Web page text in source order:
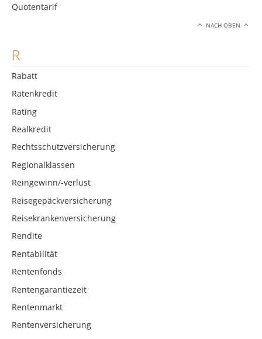
Quotentarif
NACH OBEN
R
Rabatt
Ratenkredit
Rating
Realkredit
Rechtsschutzversicherung
Regionalklassen
Reingewinn/-verlust
Reisegepäckversicherung
Reisekrankenversicherung
Rendite
Rentabilität
Rentenfonds
Rentengarantiezeit
Rentenmarkt
Rentenversicherung